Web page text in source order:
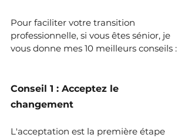
Pour faciliter votre transition
professionnelle, si vous êtes sénior, je
vous donne mes 10 meilleurs conseils :
Conseil 1 : Acceptez le
changement
L'acceptation est la première étape